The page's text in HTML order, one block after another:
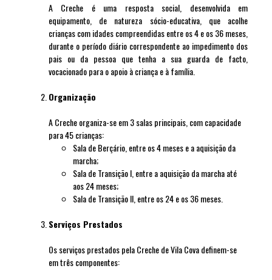
A Creche é uma resposta social, desenvolvida em
equipamento, de natureza sócio-educativa, que acolhe
crianças com idades compreendidas entre os 4 e os 36 meses,
durante o período diário correspondente ao impedimento dos
pais ou da pessoa que tenha a sua guarda de facto,
vocacionado para o apoio à criança e à família.
Organização
A Creche organiza-se em 3 salas principais, com capacidade
para 45 crianças:
Sala de Berçário, entre os 4 meses e a aquisição da
marcha;
Sala de Transição I, entre a aquisição da marcha até
aos 24 meses;
Sala de Transição II, entre os 24 e os 36 meses.
Serviços Prestados
Os serviços prestados pela Creche de Vila Cova definem-se
em três componentes: